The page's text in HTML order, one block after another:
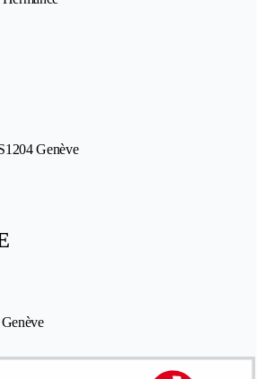
1204 Genève